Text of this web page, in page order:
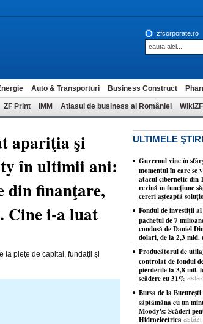
zfcorporate.ro
Auto & Transporturi Business Construct
ZF Print IMM Atlasul de business al României WikiZF
apariţia şi
în ultimii ani:
din finanţare,
Cine i-a luat
la pieţe de capital, fundaţii şi
ULTIMELE
Guvernul vine în
momentul în care se
atacul cibernetic din
revină în funcţiune
cereri aşteaptă
Fondul de investiţii
pachetul de 7
condusă de Daniel
dolari, de la 2,3 mld.
Producătorul de
controlat de fondul
pierderile la 3,8 mil.
scădere cu 31%
Bursa de la
săptămâna cu un
Moody's: Scăderi
Hidroelectrica